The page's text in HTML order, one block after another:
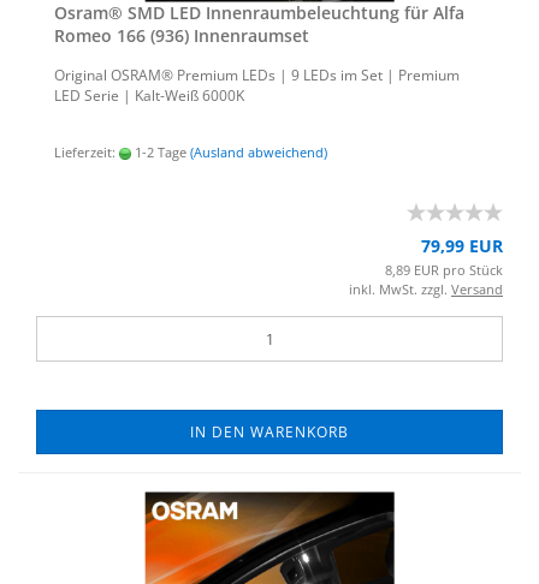
Osram® SMD LED In­nen­raum­be­leuch­tung für Alfa
Romeo 166 (936) In­nen­ra­um­set
Ori­gi­nal OSRAM® Pre­mi­um LEDs | 9 LEDs im Set | Pre­mi­um
LED Serie | Kalt-​Weiß 6000K
Lieferzeit: 1-2 Tage (Ausland abweichend)
79,99 EUR
8,89 EUR pro Stück
inkl. MwSt. zzgl. Versand
IN DEN WARENKORB